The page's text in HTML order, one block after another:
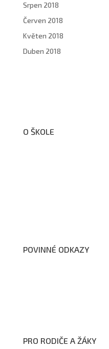
Srpen 2018
Červen 2018
Květen 2018
Duben 2018
O ŠKOLE
POVINNÉ ODKAZY
PRO RODIČE A ŽÁKY